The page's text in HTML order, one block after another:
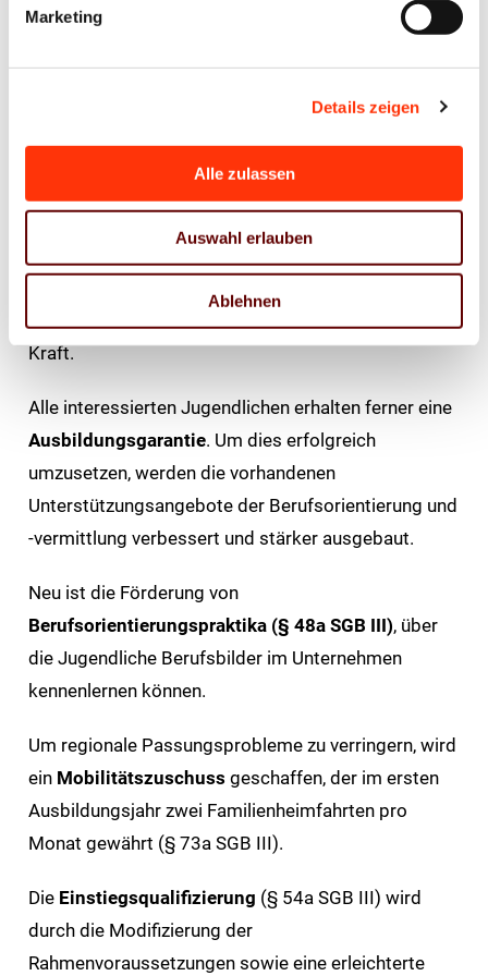
Marketing
Details zeigen
Alle zulassen
Auswahl erlauben
Ablehnen
das Kurzarbeitergeld angelehnte Qualifizierungsgeld
beträgt 60 bzw. 67 Prozent des Nettogehalts und
kann vom Arbeitgeber aufgestockt werden. Die
§ 82a - § 82 c SGB III treten am 1. April 2024 in
Kraft.
Alle interessierten Jugendlichen erhalten ferner eine
Ausbildungsgarantie. Um dies erfolgreich
umzusetzen, werden die vorhandenen
Unterstützungsangebote der Berufsorientierung und
-vermittlung verbessert und stärker ausgebaut.
Neu ist die Förderung von
Berufsorientierungspraktika (§ 48a SGB III), über
die Jugendliche Berufsbilder im Unternehmen
kennenlernen können.
Um regionale Passungsprobleme zu verringern, wird
ein Mobilitätszuschuss geschaffen, der im ersten
Ausbildungsjahr zwei Familienheimfahrten pro
Monat gewährt (§ 73a SGB III).
Die Einstiegsqualifizierung (§ 54a SGB III) wird
durch die Modifizierung der
Rahmenvoraussetzungen sowie eine erleichterte